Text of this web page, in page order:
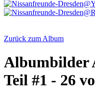
Zurück zum Album
Albumbilder
Teil #1 - 26